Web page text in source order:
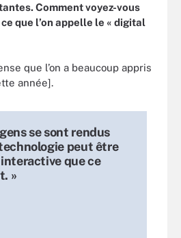
Comment voyez-vous
que l’on appelle le « digital
que l’on a beaucoup appris
année].
se sont rendus
peut être
que ce
»